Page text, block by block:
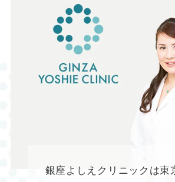
銀座よしえクリニックは東